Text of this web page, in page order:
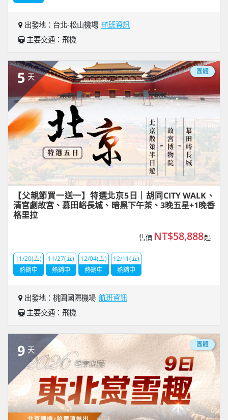
出發地：台北-松山機場 航班資訊
主要交通：飛機
5 天
團體
【父親節買一送一】特選北京5日｜胡同CITY WALK、
清宮劇故宮、慕田峪長城、暗黑下午茶、3晚五星+1晚香
格里拉
售價 NT$58,888起
11/20(五)
熱銷中
11/27(五)
熱銷中
12/04(五)
熱銷中
12/11(五)
熱銷中
出發地：桃園國際機場 航班資訊
主要交通：飛機
9 天
團體